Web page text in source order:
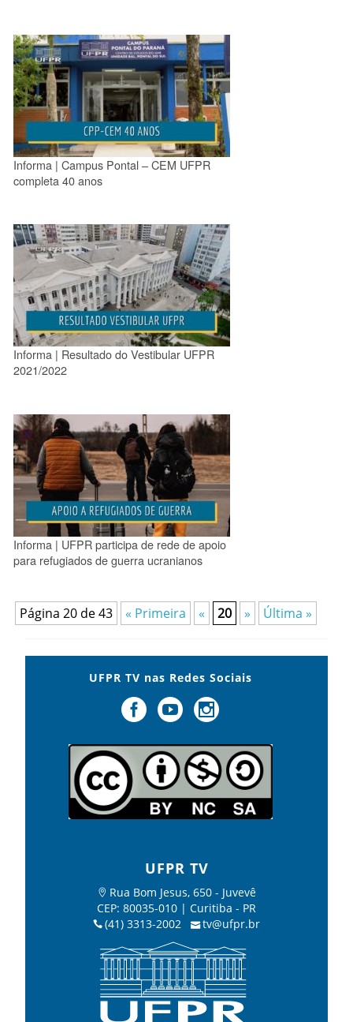
Informa | Campus Pontal – CEM UFPR
completa 40 anos
Informa | Resultado do Vestibular UFPR
2021/2022
Informa | UFPR participa de rede de apoio
para refugiados de guerra ucranianos
Página 20 de 43 « Primeira « 20 » Última »
UFPR TV nas Redes Sociais
UFPR TV
Rua Bom Jesus, 650 - Juvevê
CEP: 80035-010 | Curitiba - PR
(41) 3313-2002
tv@ufpr.br